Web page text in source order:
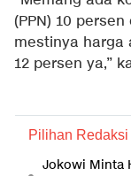
(PPN) 10
mestinya harga
12 persen ya,”
Pilihan Redaksi
Jokowi Minta